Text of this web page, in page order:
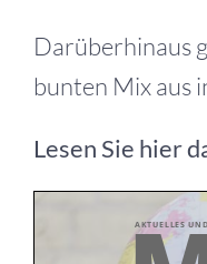
Darüberhinaus
bunten Mix aus
Lesen Sie hier